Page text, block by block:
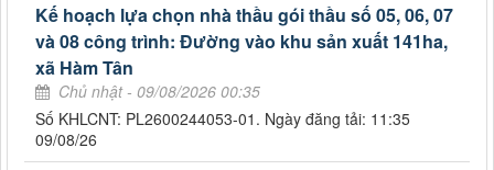
Kế hoạch lựa chọn nhà thầu gói thầu số 05, 06, 07
và 08 công trình: Đường vào khu sản xuất 141ha,
xã Hàm Tân
Chủ nhật - 09/08/2026 00:35
Số KHLCNT: PL2600244053-01. Ngày đăng tải: 11:35
09/08/26